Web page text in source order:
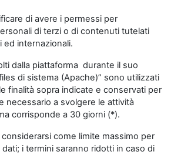
di avere i permessi per
di terzi o di contenuti tutelati
ed internazionali.
dalla piattaforma durante il suo
di sistema (Apache)” sono utilizzati
finalità sopra indicate e conservati per
necessario a svolgere le attività
corrisponde a 30 giorni (*).
come limite massimo per
i termini saranno ridotti in caso di